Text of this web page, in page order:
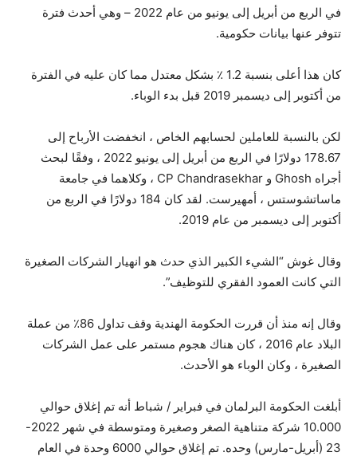
في الربع من أبريل إلى يونيو من عام 2022 – وهي أحدث فترة
تتوفر عنها بيانات حكومية.
كان هذا أعلى بنسبة 1.2 ٪ بشكل معتدل مما كان عليه في الفترة
من أكتوبر إلى ديسمبر 2019 قبل بدء الوباء.
لكن بالنسبة للعاملين لحسابهم الخاص ، انخفضت الأرباح إلى
178.67 دولارًا في الربع من أبريل إلى يونيو 2022 ، وفقًا لبحث
أجراه Ghosh و CP Chandrasekhar ، وكلاهما في جامعة
ماساتشوستس ، أمهيرست. لقد كان 184 دولارًا في الربع من
أكتوبر إلى ديسمبر من عام 2019.
وقال غوش “الشيء الكبير الذي حدث هو انهيار الشركات الصغيرة
التي كانت العمود الفقري للتوظيف”.
وقال إنه منذ أن قررت الحكومة الهندية وقف تداول 86٪ من عملة
البلاد عام 2016 ، كان هناك هجوم مستمر على عمل الشركات
الصغيرة ، وكان الوباء هو الأحدث.
أبلغت الحكومة البرلمان في فبراير / شباط أنه تم إغلاق حوالي
10.000 شركة متناهية الصغر وصغيرة ومتوسطة في شهر 2022-
23 (أبريل-مارس) وحده. تم إغلاق حوالي 6000 وحدة في العام